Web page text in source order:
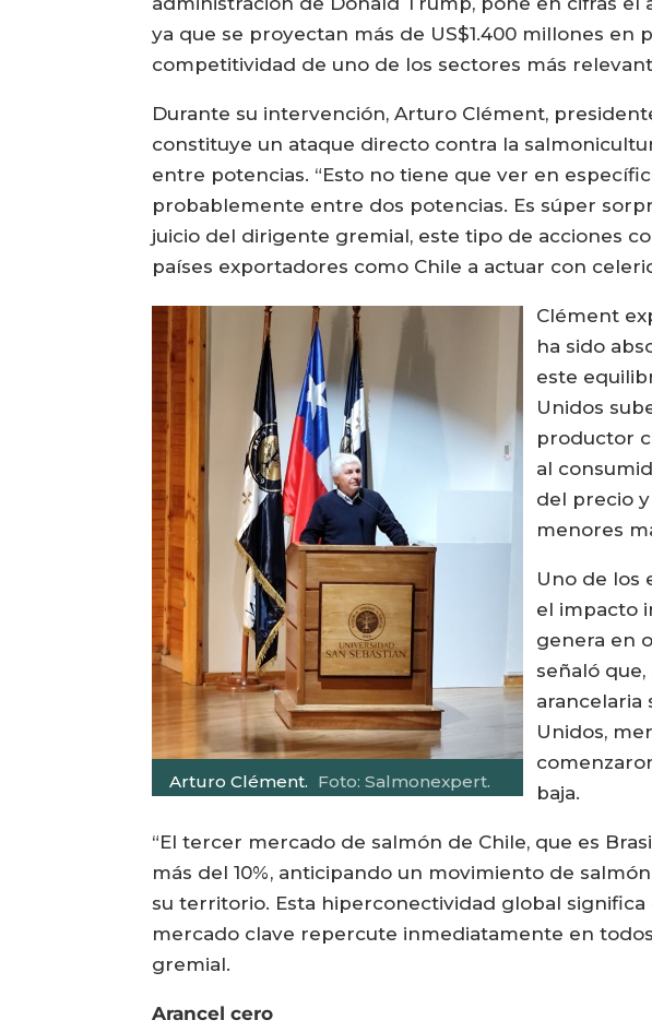
ya que se proyectan más de US$1.400 millones
competitividad de uno de los sectores más
Durante su intervención, Arturo Clément,
constituye un ataque directo contra la
entre potencias. “Esto no tiene que ver en
probablemente entre dos potencias. Es súper
juicio del dirigente gremial, este tipo de acciones
países exportadores como Chile a actuar con
Arturo Clément. Foto: Salmonexpert.
Clément
ha sido
este
Unidos
productor
al
del precio
menores
Uno de los
el impacto
genera en
señaló
arancelaria
Unidos,
baja.
“El tercer mercado de salmón de Chile, que es
más del 10%, anticipando un movimiento de
su territorio. Esta hiperconectividad global
mercado clave repercute inmediatamente en
gremial.
Arancel cero